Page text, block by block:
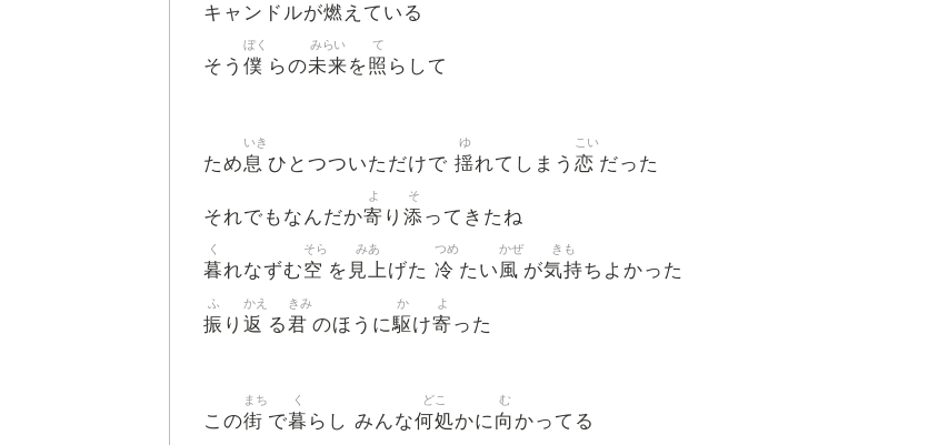
キャンドルが燃 えている
そう 僕
ぼく
らの未来
みらい
を照
て
らして
ため息
いき
ひとつついただけで 揺
ゆ
れてしまう 恋
こい
だった
それでもなんだか寄
よ
り 添
そ
ってきたね
暮
く
れなずむ空
そら
を 見上
みあ
げた 冷
つめ
たい風
かぜ
が気持
きも
ちよかった
振
ふ
り 返
かえ
る君
きみ
のほうに駆
か
け寄
よ
った
この街
まち
で暮
く
らし みんな何処
どこ
かに向
む
かってる